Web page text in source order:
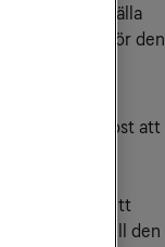
går att återställa
debitera dig för den
oss.
vi per post att
när du
Tele2 om ditt
returneras till den